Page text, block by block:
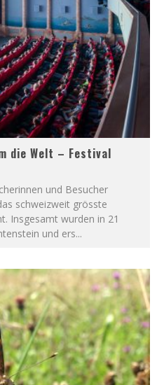
die Welt – Festival
und Besucher
schweizweit grösste
Insgesamt wurden in 21
und ers...